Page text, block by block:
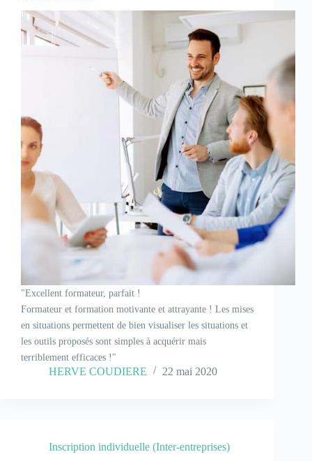
"Excellent formateur, parfait !
Formateur et formation motivante et attrayante ! Les mises
en situations permettent de bien visualiser les situations et
les outils proposés sont simples à acquérir mais
terriblement efficaces !"
HERVE COUDIERE 22 mai 2020
Inscription individuelle (Inter-entreprises)